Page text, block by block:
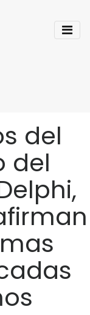
del
del